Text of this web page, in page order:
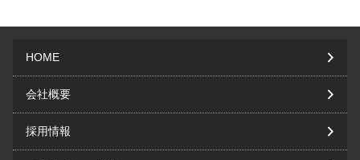
HOME
会社概要
採用情報